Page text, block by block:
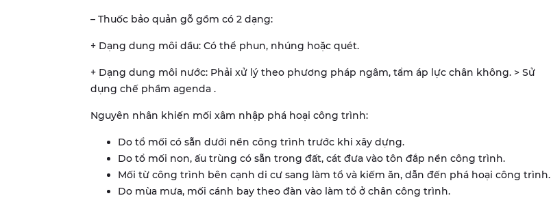
– Thuốc bảo quản gỗ gồm có 2 dạng:
+ Dạng dung môi dầu: Có thể phun, nhúng hoặc quét.
+ Dạng dung môi nước: Phải xử lý theo phương pháp ngâm, tẩm áp lực chân không. > Sử
dụng chế phầm agenda .
Nguyên nhân khiến mối xâm nhập phá hoại công trình:
Do tổ mối có sẵn dưới nền công trình trước khi xây dựng.
Do tổ mối non, ấu trùng có sẵn trong đất, cát đưa vào tôn đắp nền công trình.
Mối từ công trình bên cạnh di cư sang làm tổ và kiếm ăn, dẫn đến phá hoại công trình.
Do mùa mưa, mối cánh bay theo đàn vào làm tổ ở chân công trình.